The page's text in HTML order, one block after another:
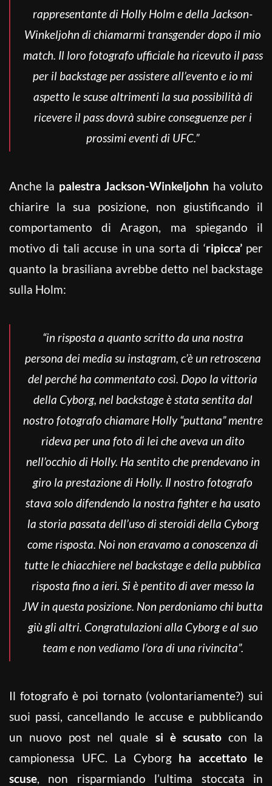
rappresentante di Holly Holm e della Jackson-
Winkeljohn di chiamarmi transgender dopo il mio
match. Il loro fotografo ufficiale ha ricevuto il pass
per il backstage per assistere all’evento e io mi
aspetto le scuse altrimenti la sua possibilità di
ricevere il pass dovrà subire conseguenze per i
prossimi eventi di UFC.”
Anche la palestra Jackson-Winkeljohn ha voluto
chiarire la sua posizione, non giustificando il
comportamento di Aragon, ma spiegando il
motivo di tali accuse in una sorta di ‘ripicca’per
quanto la brasiliana avrebbe detto nel backstage
sulla Holm:
“in risposta a quanto scritto da una nostra
persona dei media su instagram, c’è un retroscena
del perché ha commentato così. Dopo la vittoria
della Cyborg, nel backstage è stata sentita dal
nostro fotografo chiamare Holly “puttana” mentre
rideva per una foto di lei che aveva un dito
nell’occhio di Holly. Ha sentito che prendevano in
giro la prestazione di Holly. Il nostro fotografo
stava solo difendendo la nostra fighter e ha usato
la storia passata dell’uso di steroidi della Cyborg
come risposta. Noi non eravamo a conoscenza di
tutte le chiacchiere nel backstage e della pubblica
risposta fino a ieri. Si è pentito di aver messo la
JW in questa posizione. Non perdoniamo chi butta
giù gli altri. Congratulazioni alla Cyborg e al suo
team e non vediamo l’ora di una rivincita”.
Il fotografo è poi tornato (volontariamente?) sui
suoi passi, cancellando le accuse e pubblicando
un nuovo post nel quale si è scusatocon la
campionessa UFC. La Cyborg ha accettato le
scuse, non risparmiando l’ultima stoccata in